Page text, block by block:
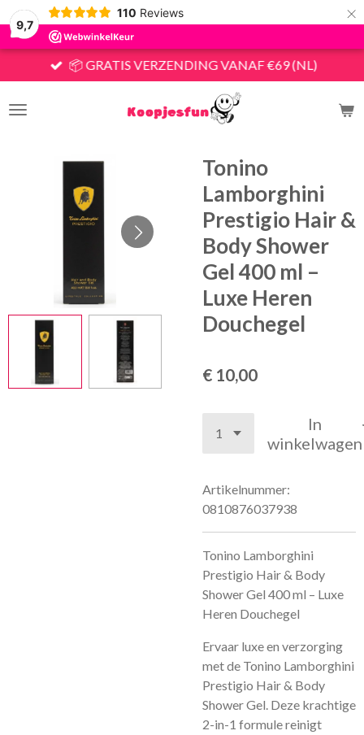
9,7
110 Reviews ×
📦 GRATIS VERZENDING VANAF €69 (NL)
Tonino
Lamborghini
Prestigio Hair &
Body Shower
Gel 400 ml –
Luxe Heren
Douchegel
€ 10,00
In
winkelwagen
Artikelnummer:
0810876037938
Tonino Lamborghini
Prestigio Hair & Body
Shower Gel 400 ml – Luxe
Heren Douchegel
Ervaar luxe en verzorging
met de Tonino Lamborghini
Prestigio Hair & Body
Shower Gel. Deze krachtige
2-in-1 formule reinigt